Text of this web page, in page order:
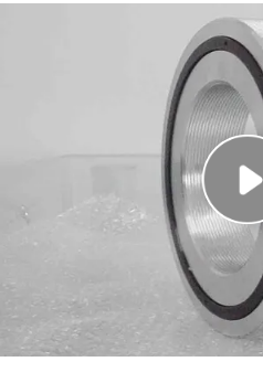
PRODUCTEN